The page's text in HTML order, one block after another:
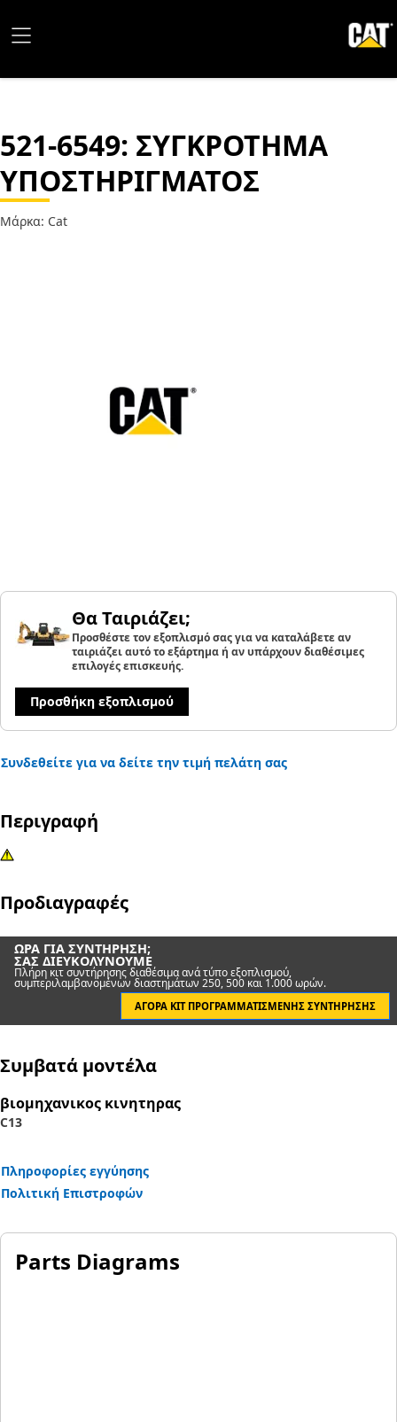
521-6549: ΣΥΓΚΡΟΤΗΜΑ
ΥΠΟΣΤΗΡΙΓΜΑΤΟΣ
Μάρκα: Cat
Θα Ταιριάζει;
Προσθέστε τον εξοπλισμό σας για να καταλάβετε αν
ταιριάζει αυτό το εξάρτημα ή αν υπάρχουν διαθέσιμες
επιλογές επισκευής.
Προσθήκη εξοπλισμού
Συνδεθείτε για να δείτε την τιμή πελάτη σας
Περιγραφή
Προδιαγραφές
ΏΡΑ ΓΙΑ ΣΥΝΤΉΡΗΣΗ;
ΣΑΣ ΔΙΕΥΚΟΛΎΝΟΥΜΕ
Πλήρη κιτ συντήρησης διαθέσιμα ανά τύπο εξοπλισμού,
συμπεριλαμβανομένων διαστημάτων 250, 500 και 1.000 ωρών.
ΑΓΟΡΆ ΚΙΤ ΠΡΟΓΡΑΜΜΑΤΙΣΜΈΝΗΣ ΣΥΝΤΉΡΗΣΗΣ
Συμβατά μοντέλα
βιομηχανικος κινητηρας
C13
Πληροφορίες εγγύησης
Πολιτική Επιστροφών
Parts Diagrams